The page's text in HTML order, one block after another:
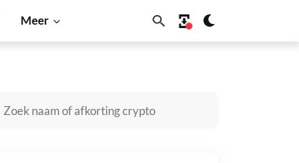
Meer
Inu Dogecoin Solana BNB